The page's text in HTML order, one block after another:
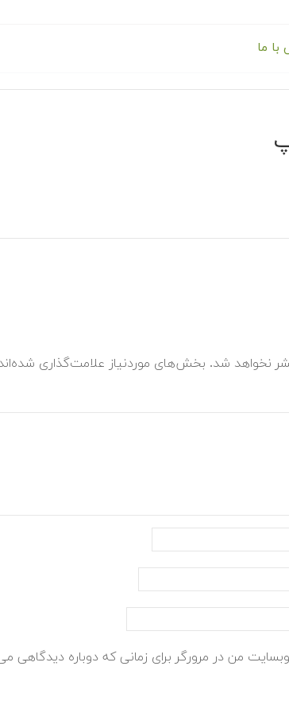
با ما
نخواهد شد. بخش‌های موردنیاز علامت‌گذاری
من در مرورگر برای زمانی که دوباره دیدگاهی